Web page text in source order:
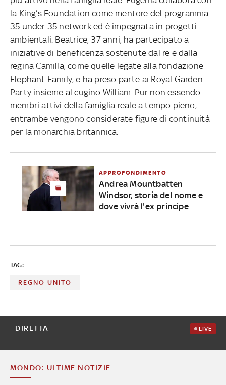
la King’s Foundation come mentore del programma
35 under 35 network ed è impegnata in progetti
ambientali. Beatrice, 37 anni, ha partecipato a
iniziative di beneficenza sostenute dal re e dalla
regina Camilla, come quelle legate alla fondazione
Elephant Family, e ha preso parte ai Royal Garden
Party insieme al cugino William. Pur non essendo
membri attivi della famiglia reale a tempo pieno,
entrambe vengono considerate figure di continuità
per la monarchia britannica.
APPROFONDIMENTO
Andrea Mountbatten
Windsor, storia del nome e
dove vivrà l'ex principe
TAG:
REGNO UNITO
DIRETTA LIVE
MONDO: ULTIME NOTIZIE